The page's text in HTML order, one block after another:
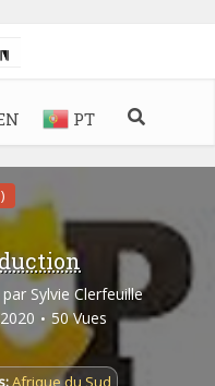
PT
par Sylvie Clerfeuille
50 Vues
Afrique du Sud